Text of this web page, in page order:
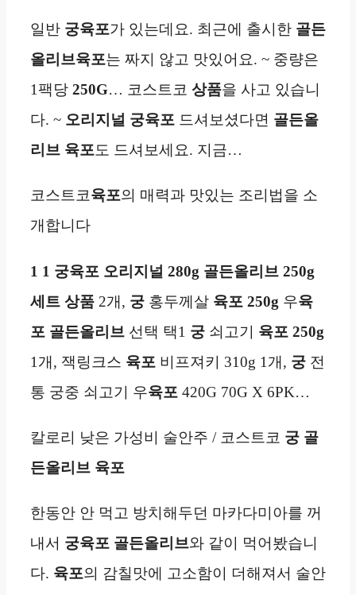
일반 궁육포가 있는데요. 최근에 출시한 골든
올리브육포는 짜지 않고 맛있어요. ~ 중량은
1팩당 250G… 코스트코 상품을 사고 있습니
다. ~ 오리지널 궁육포 드셔보셨다면 골든올
리브 육포도 드셔보세요. 지금…
코스트코육포의 매력과 맛있는 조리법을 소
개합니다
1 1 궁육포 오리지널 280g 골든올리브 250g
세트 상품 2개, 궁 홍두께살 육포 250g 우육
포 골든올리브 선택 택1 궁 쇠고기 육포 250g
1개, 잭링크스 육포 비프져키 310g 1개, 궁 전
통 궁중 쇠고기 우육포 420G 70G X 6PK…
칼로리 낮은 가성비 술안주 / 코스트코 궁 골
든올리브 육포
한동안 안 먹고 방치해두던 마카다미아를 꺼
내서 궁육포 골든올리브와 같이 먹어봤습니
다. 육포의 감칠맛에 고소함이 더해져서 술안